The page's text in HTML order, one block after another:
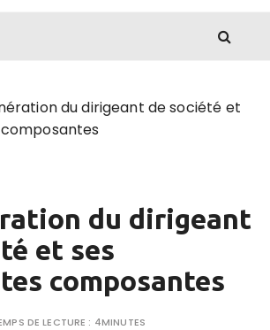
du dirigeant de société et
du dirigeant
et ses
composantes
DE LECTURE : 4MINUTES